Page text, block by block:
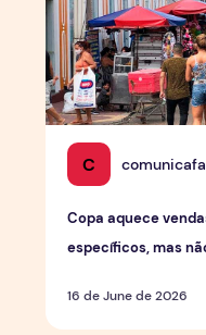
C
Copa aquece
específicos, mas
16 de June de 2026